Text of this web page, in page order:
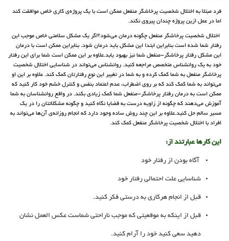
فرد مبتلا به اختلال شخصیت پرخاشگر منفعل ممکن است با یک پروژه‌ی کاری خاص موافقت کند
اما در عمل ازین پروژه چندان پیروی نکند.
اختلال شخصیت پرخاشگر منفعل چگونه درمان می‌شود؟اگر یک مشکل سلامتی خاص موجب این
رفتار شما شده است بنابراین ابتدا این مشکل باید درمان شود. بنابراین ممکن است با درمان
این مشکل رفتار پرخاشگر-منفعل شما نیز بهبود یابد.علاوه بر این ممکن است شما برای این رفتار
خود به یک روانشناس متخصص مراجعه کنید. روانشناس می‌تواند در شناسایی اختلال شخصیت
پرخاشگر منفعل به شما کمک کرده و به شما در تغییر این نوع رفتارتان کمک کند. علاوه بر این او
می‌تواند به شما کمک کند که بر روی اضطراب، عدم اعتماد بنفس و کنترل خشم خود کار کنید که
ممکن است به درمان رفتار پرخاشگر-منفعل شما کمک زیادی بکند. در واقع روانشناسان به شما
آموزش می‌دهند که چگونه از زاویه درست به قضایا نگاه کنید و چگونه مشکلاتتان را در یک
مسیر سالم حل کنید.علاوه بر این چند روش ساده وجود دارد که انجام روزانه‌ی آن‌ها می‌تواند به
افراد با اختلال شخصیت پرخاشگر منفعل کمک کند.
این کارها عبارتند از:
آگاه بودن از رفتار خود
شناسایی علت احتمالی رفتار خود
قبل از انجام هرکاری به درستی فکر کنید.
قبل از اینکه به موقعیتی که موجب ناراحتی شماست عکس العمل نشان
دهید سعی کنید خود را آرام کنید.